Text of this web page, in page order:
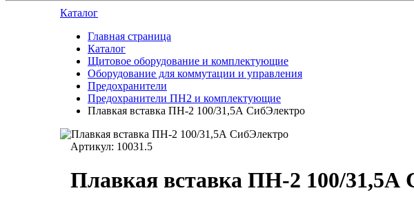
Каталог
Главная страница
Каталог
Щитовое оборудование и комплектующие
Оборудование для коммутации и управления
Предохранители
Предохранители ПН2 и комплектующие
Плавкая вставка ПН-2 100/31,5А СибЭлектро
Артикул: 10031.5
Плавкая вставка ПН-2 100/31,5А